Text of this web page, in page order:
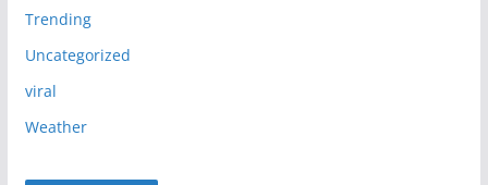
Trending
Uncategorized
viral
Weather